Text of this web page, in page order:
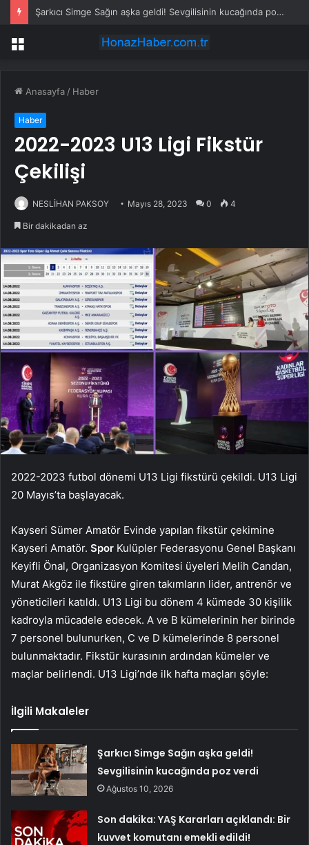
Şarkıcı Simge Sağın aşka geldi! Sevgilisinin kucağında poz verdi
Menü
Anasayfa / Haber
Haber
2022-2023 U13 Ligi Fikstür
Çekilişi
NESLİHAN PAKSOY Mayıs 28, 2023 0 4
Bir dakikadan az
2022-2023 futbol dönemi U13 Ligi fikstürü çekildi. U13 Ligi
20 Mayıs’ta başlayacak.
Kayseri Sümer Amatör Evinde yapılan fikstür çekimine
Kayseri Amatör. Spor Kulüpler Federasyonu Genel Başkanı
Keyifli Önal, Organizasyon Komitesi üyeleri Melih Candan,
Murat Akgöz ile fikstüre giren takımların lider, antrenör ve
yöneticileri katıldı. U13 Ligi bu dönem 4 kümede 30 kişilik
kadroyla mücadele edecek. A ve B kümelerinin her birinde
7 personel bulunurken, C ve D kümelerinde 8 personel
bulunmaktadır. Fikstür kurasının ardından kümeler ve
maçlar belirlendi. U13 Ligi’nde ilk hafta maçları şöyle:
İlgili Makaleler
Şarkıcı Simge Sağın aşka geldi!
Sevgilisinin kucağında poz verdi
Ağustos 10, 2026
Son dakika: YAŞ Kararları açıklandı: Bir
kuvvet komutanı emekli edildi!